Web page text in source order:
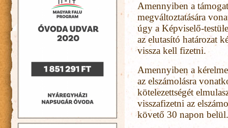
Amennyiben a
megváltoztatására
úgy a Képviselő-
az elutasító határozat
vissza kell fizetni.
Amennyiben a
az elszámolásra
kötelezettségét
visszafizetni az
követő 30 napon belül.